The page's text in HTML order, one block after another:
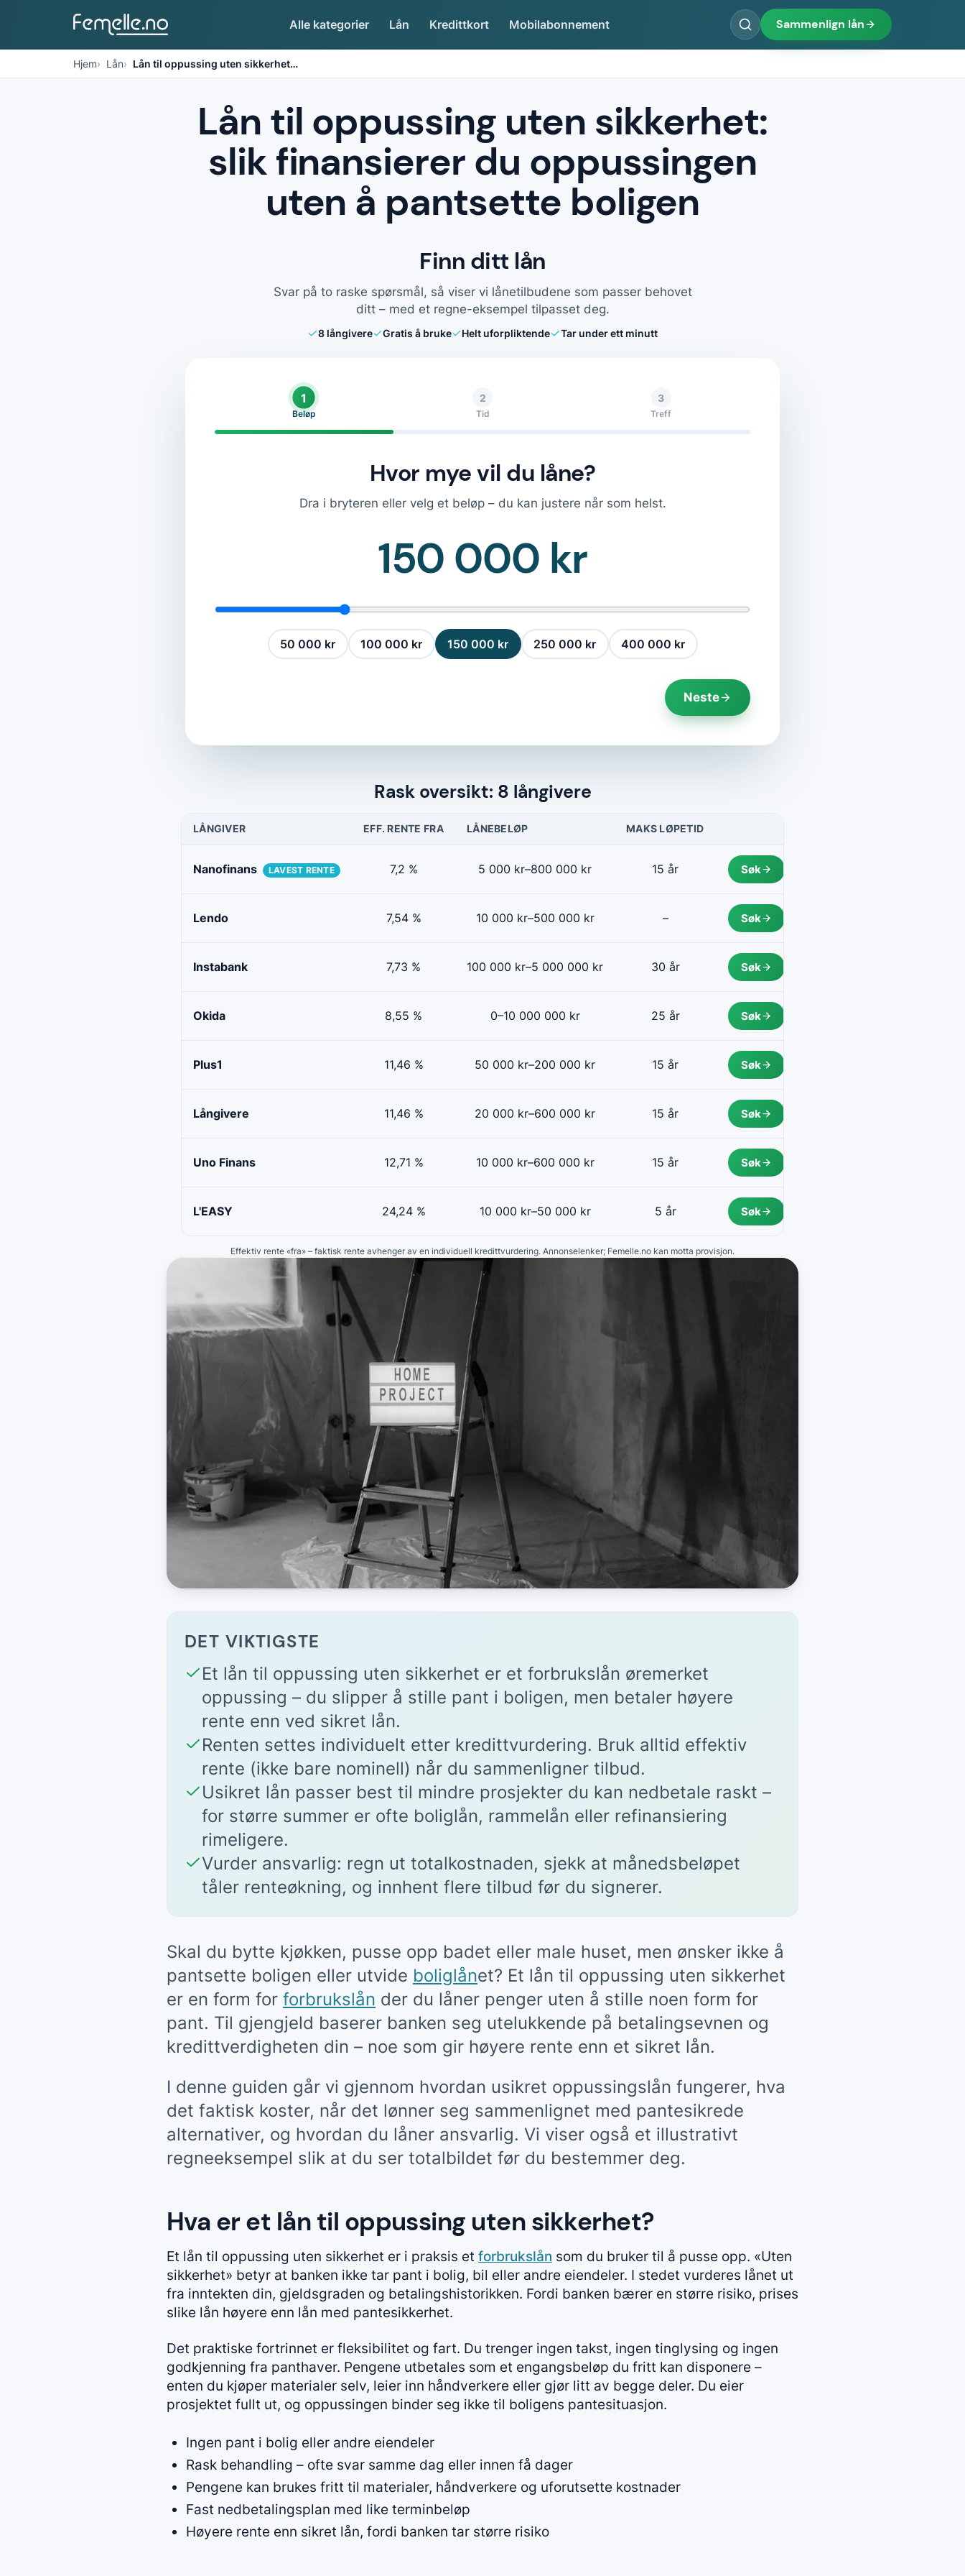
Alle kategorier Lån Kredittkort Mobilabonnement Sammenlign lån
Hjem Lån Lån til oppussing uten sikkerhet…
Lån til oppussing uten sikkerhet:
slik finansierer du oppussingen
uten å pantsette boligen
Finn ditt lån
Svar på to raske spørsmål, så viser vi lånetilbudene som passer behovet
ditt – med et regne-eksempel tilpasset deg.
8långivere Gratis å bruke Helt uforpliktende Tar under ett minutt
1
Beløp
2
Tid
3
Treff
Hvor mye vil du låne?
Dra i bryteren eller velg et beløp – du kan justere når som helst.
150 000 kr
50 000 kr 100 000 kr 150 000 kr 250 000 kr 400 000 kr
Neste
Rask oversikt: 8 långivere
LÅNGIVER EFF. RENTE FRA LÅNEBELØP MAKS LØPETID
Nanofinans LAVEST RENTE 7,2 % 5 000 kr–800 000 kr 15 år Søk
Lendo 7,54 % 10 000 kr–500 000 kr – Søk
Instabank 7,73 % 100 000 kr–5 000 000 kr 30 år Søk
Okida 8,55 % 0–10 000 000 kr 25 år Søk
Plus1 11,46 % 50 000 kr–200 000 kr 15 år Søk
Långivere 11,46 % 20 000 kr–600 000 kr 15 år Søk
Uno Finans 12,71 % 10 000 kr–600 000 kr 15 år Søk
L'EASY 24,24 % 10 000 kr–50 000 kr 5 år Søk
Effektiv rente «fra» – faktisk rente avhenger av en individuell kredittvurdering. Annonselenker; Femelle.no kan motta provisjon.
DET VIKTIGSTE
Et lån til oppussing uten sikkerhet er et forbrukslån øremerket
oppussing – du slipper å stille pant i boligen, men betaler høyere
rente enn ved sikret lån.
Renten settes individuelt etter kredittvurdering. Bruk alltid effektiv
rente (ikke bare nominell) når du sammenligner tilbud.
Usikret lån passer best til mindre prosjekter du kan nedbetale raskt –
for større summer er ofte boliglån, rammelån eller refinansiering
rimeligere.
Vurder ansvarlig: regn ut totalkostnaden, sjekk at månedsbeløpet
tåler renteøkning, og innhent flere tilbud før du signerer.
Skal du bytte kjøkken, pusse opp badet eller male huset, men ønsker ikke å
pantsette boligen eller utvide boliglånet? Et lån til oppussing uten sikkerhet
er en form for forbrukslån der du låner penger uten å stille noen form for
pant. Til gjengjeld baserer banken seg utelukkende på betalingsevnen og
kredittverdigheten din – noe som gir høyere rente enn et sikret lån.
I denne guiden går vi gjennom hvordan usikret oppussingslån fungerer, hva
det faktisk koster, når det lønner seg sammenlignet med pantesikrede
alternativer, og hvordan du låner ansvarlig. Vi viser også et illustrativt
regneeksempel slik at du ser totalbildet før du bestemmer deg.
Hva er et lån til oppussing uten sikkerhet?
Et lån til oppussing uten sikkerhet er i praksis et forbrukslån som du bruker til å pusse opp. «Uten
sikkerhet» betyr at banken ikke tar pant i bolig, bil eller andre eiendeler. I stedet vurderes lånet ut
fra inntekten din, gjeldsgraden og betalingshistorikken. Fordi banken bærer en større risiko, prises
slike lån høyere enn lån med pantesikkerhet.
Det praktiske fortrinnet er fleksibilitet og fart. Du trenger ingen takst, ingen tinglysing og ingen
godkjenning fra panthaver. Pengene utbetales som et engangsbeløp du fritt kan disponere –
enten du kjøper materialer selv, leier inn håndverkere eller gjør litt av begge deler. Du eier
prosjektet fullt ut, og oppussingen binder seg ikke til boligens pantesituasjon.
Ingen pant i bolig eller andre eiendeler
Rask behandling – ofte svar samme dag eller innen få dager
Pengene kan brukes fritt til materialer, håndverkere og uforutsette kostnader
Fast nedbetalingsplan med like terminbeløp
Høyere rente enn sikret lån, fordi banken tar større risiko